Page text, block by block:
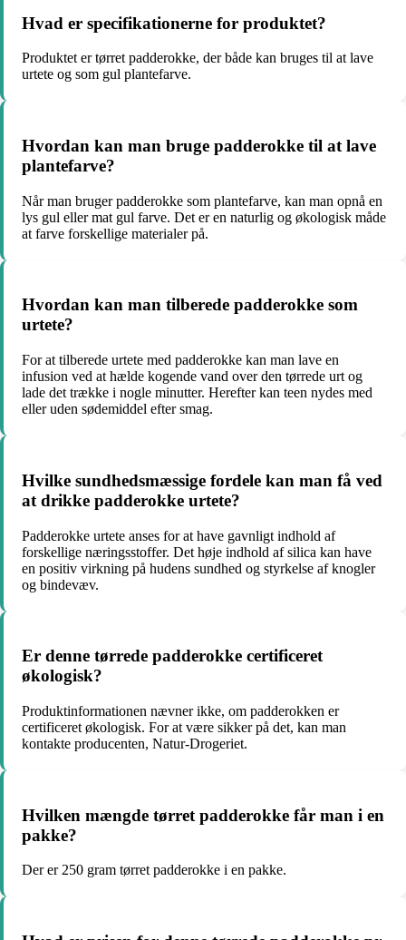
Hvad er specifikationerne for produktet?
Produktet er tørret padderokke, der både kan bruges til at lave
urtete og som gul plantefarve.
Hvordan kan man bruge padderokke til at lave
plantefarve?
Når man bruger padderokke som plantefarve, kan man opnå en
lys gul eller mat gul farve. Det er en naturlig og økologisk måde
at farve forskellige materialer på.
Hvordan kan man tilberede padderokke som
urtete?
For at tilberede urtete med padderokke kan man lave en
infusion ved at hælde kogende vand over den tørrede urt og
lade det trække i nogle minutter. Herefter kan teen nydes med
eller uden sødemiddel efter smag.
Hvilke sundhedsmæssige fordele kan man få ved
at drikke padderokke urtete?
Padderokke urtete anses for at have gavnligt indhold af
forskellige næringsstoffer. Det høje indhold af silica kan have
en positiv virkning på hudens sundhed og styrkelse af knogler
og bindevæv.
Er denne tørrede padderokke certificeret
økologisk?
Produktinformationen nævner ikke, om padderokken er
certificeret økologisk. For at være sikker på det, kan man
kontakte producenten, Natur-Drogeriet.
Hvilken mængde tørret padderokke får man i en
pakke?
Der er 250 gram tørret padderokke i en pakke.